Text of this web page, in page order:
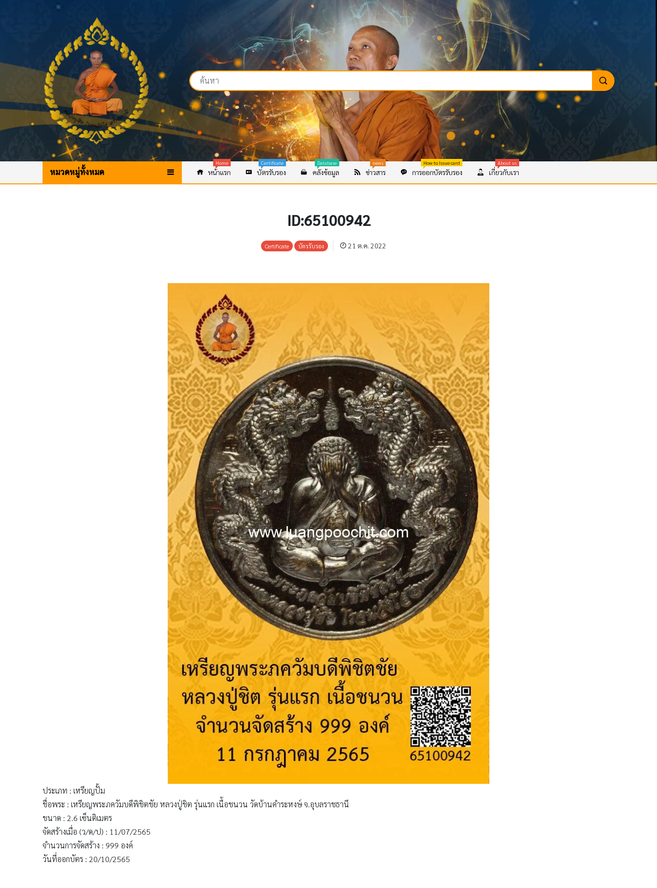
หมวดหมู่ทั้งหมด หน้าแรก
Home
บัตรรับรอง
Certificate
คลังข้อมูล
Database
ข่าวสาร
news
การออกบัตรรับรอง
How to Issue card
เกี่ยวกับเรา
About us
ID:65100942
Certificate บัตรรับรอง 21 ต.ค. 2022
ประเภท : เหรียญปั้ม
ชื่อพระ : เหรียญพระภควัมบดีพิชิตชัย หลวงปู่ชิต รุ่นแรก เนื้อชนวน วัดบ้านคำระหงษ์ จ.อุบลราชธานี
ขนาด : 2.6 เซ็นติเมตร
จัดสร้างเมื่อ (ว/ด/ป) : 11/07/2565
จำนวนการจัดสร้าง : 999 องค์
วันที่ออกบัตร : 20/10/2565